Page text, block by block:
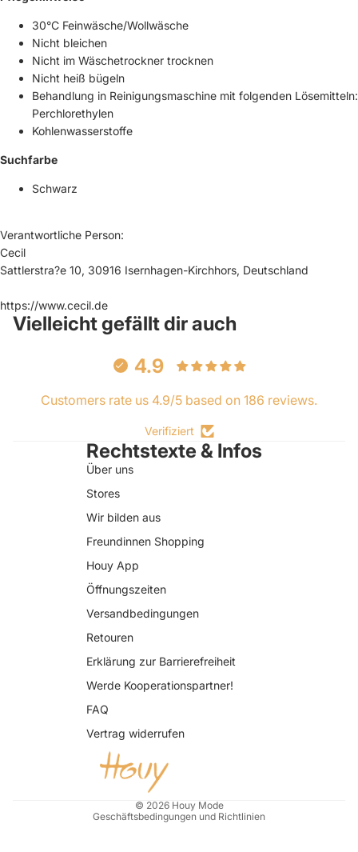
30°C Feinwäsche/Wollwäsche
Nicht bleichen
Nicht im Wäschetrockner trocknen
Nicht heiß bügeln
Behandlung in Reinigungsmaschine mit folgenden Lösemitteln:
Perchlorethylen
Kohlenwasserstoffe
Suchfarbe
Schwarz
Verantwortliche Person:
Cecil
Sattlerstra?e 10, 30916 Isernhagen-Kirchhors, Deutschland
https://www.cecil.de
Vielleicht gefällt dir auch
4.9
Customers rate us 4.9/5 based on 186 reviews.
Verifiziert
Rechtstexte & Infos
Über uns
Stores
Wir bilden aus
Freundinnen Shopping
Houy App
Öffnungszeiten
Versandbedingungen
Retouren
Erklärung zur Barrierefreiheit
Werde Kooperationspartner!
FAQ
Vertrag widerrufen
© 2026 Houy Mode
Geschäftsbedingungen und Richtlinien
Kontaktinformationen